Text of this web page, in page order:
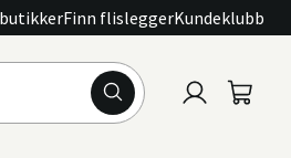
Finn flisleggerKundeklubb